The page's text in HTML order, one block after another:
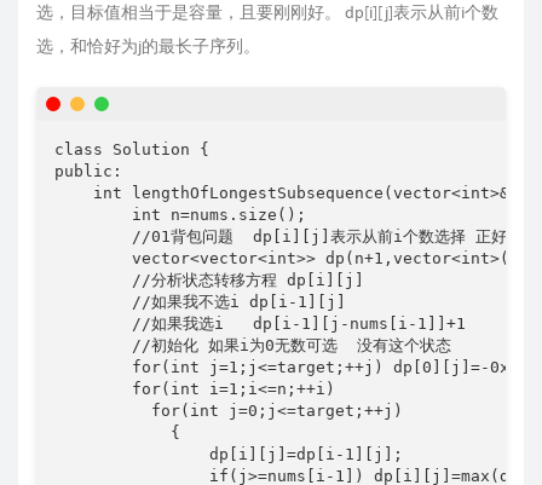
选，目标值相当于是容量，且要刚刚好。 dp[i][j]表示从前i个数
选，和恰好为j的最长子序列。
class Solution {
public:
int lengthOfLongestSubsequence(vector<int>&
        int n=nums.size();
//01背包问题  dp[i][j]表示从前i个数选择 正好凑成
vector<vector<int>>
        //分析状态转移方程 dp[i][j]
        //如果我不选i dp[i-1][j]
        //如果我选i   dp[i-1][j-nums[i-1]]+1
        //初始化 如果i为0无数可选  没有这个状态
for(int j=1;j<=target;++j) dp[0][j]=-
        for(int i=1;i<=n;++i)
          for(int j=0;j<=target;++j)
            {
                dp[i][j]=dp[i-1][j];
if(j>=nums[i-1])